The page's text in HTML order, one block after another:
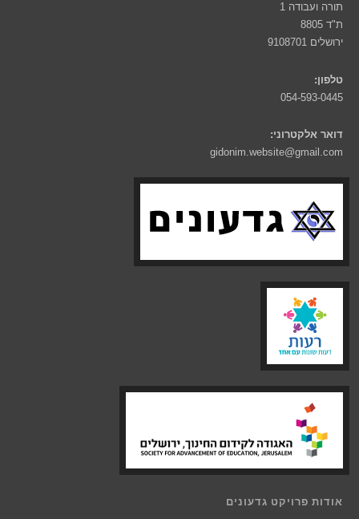
תורה ועבודה 1
ת"ד 8805
ירושלים 9108701
טלפון:
054-593-0445
דואר אלקטרוני:
gidonim.website@gmail.com
אודות פרויקט גדעונים